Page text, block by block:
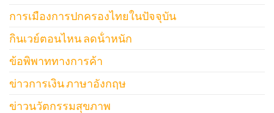
การเมืองการปกครองไทยในปัจจุบัน
กินเวย์ตอนไหน ลดน้ําหนัก
ข้อพิพาททางการค้า
ข่าวการเงิน ภาษาอังกฤษ
ข่าวนวัตกรรมสุขภาพ